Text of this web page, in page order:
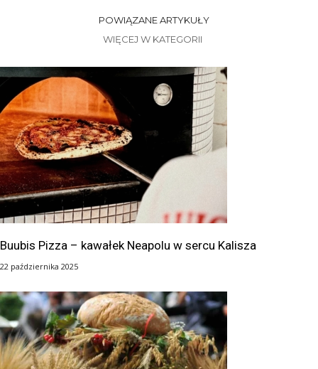
POWIĄZANE ARTYKUŁY
WIĘCEJ W KATEGORII
Buubis Pizza – kawałek Neapolu w sercu Kalisza
22 października 2025